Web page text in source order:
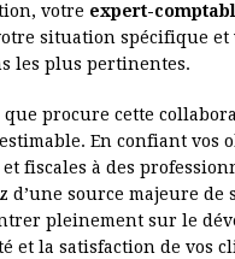
votre expert-
situation spécifique et
les plus pertinentes.
que procure cette
En confiant vos
et fiscales à des
d’une source majeure de
pleinement sur le
et la satisfaction de vos